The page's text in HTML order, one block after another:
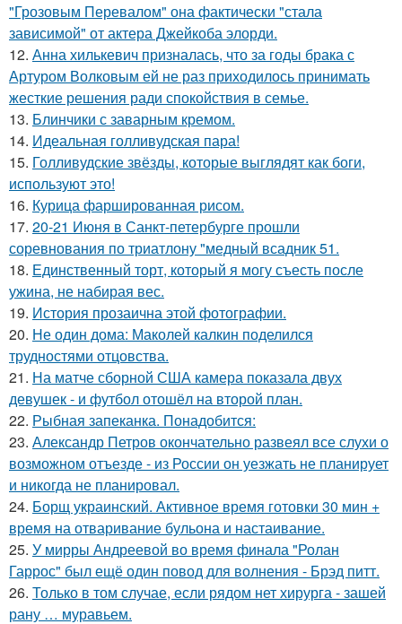
"Грозовым Перевалом" она фактически "стала
зависимой" от актера Джейкоба элорди.
12. Анна хилькевич призналась, что за годы брака с
Артуром Волковым ей не раз приходилось принимать
жесткие решения ради спокойствия в семье.
13. Блинчики с заварным кремом.
14. Идеальная голливудская пара!
15. Голливудские звёзды, которые выглядят как боги,
используют это!
16. Курица фаршированная рисом.
17. 20-21 Июня в Санкт-петербурге прошли
соревнования по триатлону "медный всадник 51.
18. Единственный торт, который я могу съесть после
ужина, не набирая вес.
19. История прозаична этой фотографии.
20. Не один дома: Маколей калкин поделился
трудностями отцовства.
21. На матче сборной США камера показала двух
девушек - и футбол отошёл на второй план.
22. Рыбная запеканка. Понадобится:
23. Александр Петров окончательно развеял все слухи о
возможном отъезде - из России он уезжать не планирует
и никогда не планировал.
24. Борщ украинский. Активное время готовки 30 мин +
время на отваривание бульона и настаивание.
25. У мирры Андреевой во время финала "Ролан
Гаррос" был ещё один повод для волнения - Брэд питт.
26. Только в том случае, если рядом нет хирурга - зашей
рану … муравьем.